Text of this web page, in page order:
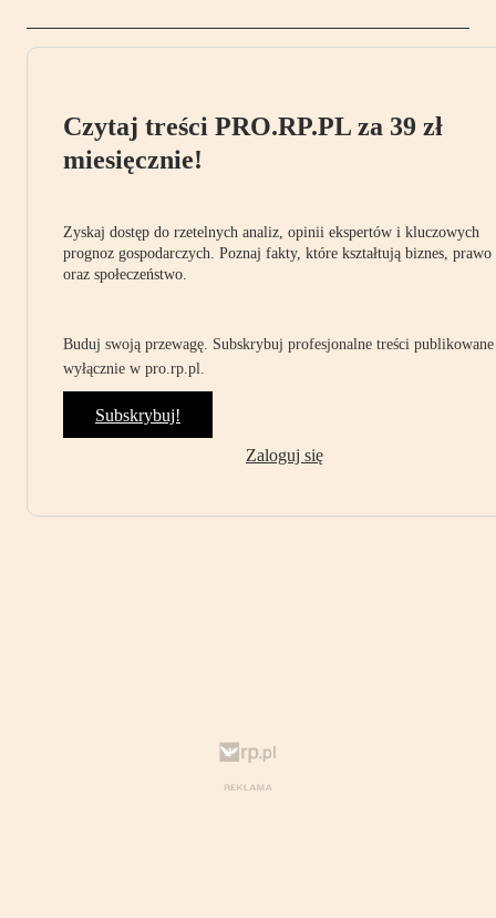
Czytaj treści PRO.RP.PL za 39 zł
miesięcznie!
Zyskaj dostęp do rzetelnych analiz, opinii ekspertów i kluczowych
prognoz gospodarczych. Poznaj fakty, które kształtują biznes, prawo
oraz społeczeństwo.
Buduj swoją przewagę. Subskrybuj profesjonalne treści publikowane
wyłącznie w pro.rp.pl.
Subskrybuj!
Zaloguj się